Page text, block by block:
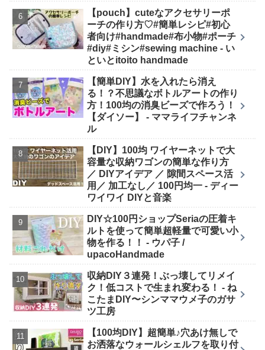
【pouch】cuteなアクセサリーポ
ーチの作り方♡#簡単レシピ#初心
者向け#handmade#布小物#ポーチ
#diy#ミシン#sewing machine - い
といとitoito handmade
【簡単DIY】水を入れたら消え
る！？不思議なボトルアートの作り
方！100均の消臭ビーズで作ろう！
【ダイソー】 - ママライフチャンネ
ル
【DIY】100均 ワイヤーネットで大
容量な収納ワゴンの簡単な作り方
／ DIYアイデア ／ 隙間スペース活
用／ 加工なし／ 100円均一 - ディー
ワイワイ DIYと音楽
DIY☆100円ショップSeriaの圧着キ
ルトを使って簡単超軽量で可愛い小
物を作る！！ - ウパ子 /
upacoHandmade
収納DIY３連発！ぶっ壊してリメイ
ク！低コストで生まれ変わる！ - ね
こたまDIY〜シンママウメ子のガサ
ツ工房
【100均DIY】超簡単♪穴あけ無しで
お洒落なウォールシェルフを取り付